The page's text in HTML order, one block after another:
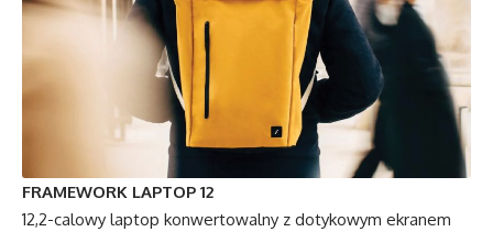
FRAMEWORK LAPTOP 12
12,2-calowy laptop konwertowalny z dotykowym ekranem